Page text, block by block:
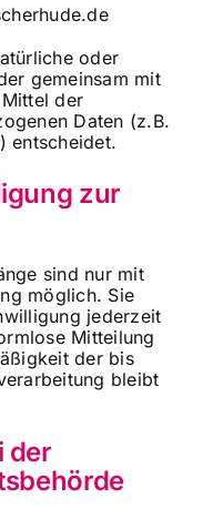
oder
gemeinsam mit
der
Daten (z.B.
entscheidet.
zur
sind nur mit
möglich. Sie
jederzeit
Mitteilung
der bis
bleibt
der